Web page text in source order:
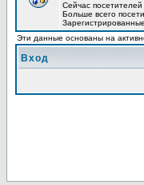
Сейчас
Больше всего
Эти данные основаны на
Вход